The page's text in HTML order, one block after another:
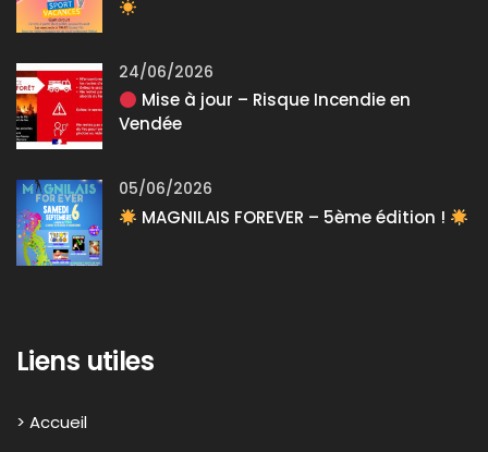
24/06/2026
Mise à jour – Risque Incendie en
Vendée
05/06/2026
MAGNILAIS FOREVER – 5ème édition !
Liens utiles
> Accueil